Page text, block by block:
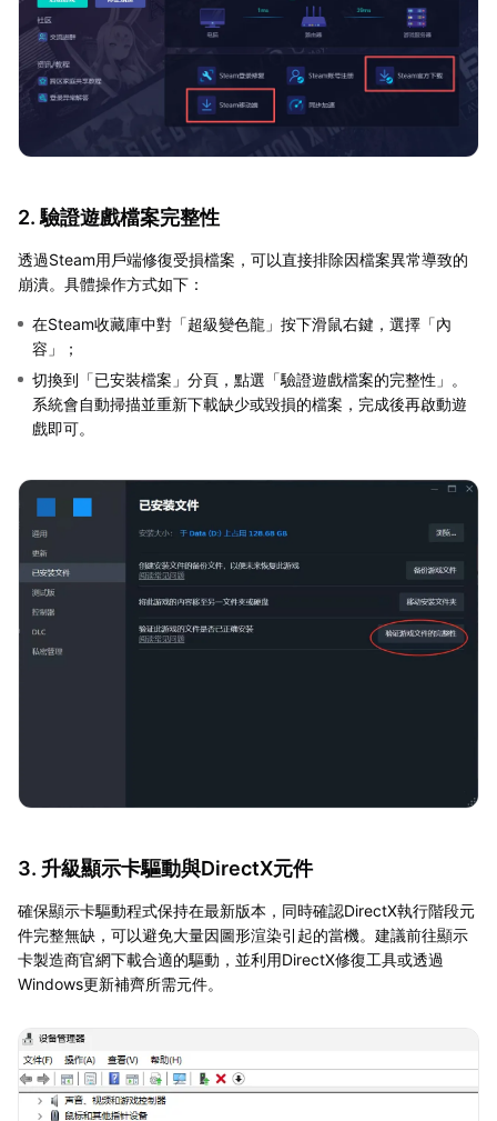
2. 驗證遊戲檔案完整性
透過Steam用戶端修復受損檔案，可以直接排除因檔案異常導致的
崩潰。具體操作方式如下：
在Steam收藏庫中對「超級變色龍」按下滑鼠右鍵，選擇「內
容」；
切換到「已安裝檔案」分頁，點選「驗證遊戲檔案的完整性」。
系統會自動掃描並重新下載缺少或毀損的檔案，完成後再啟動遊
戲即可。
3. 升級顯示卡驅動與DirectX元件
確保顯示卡驅動程式保持在最新版本，同時確認DirectX執行階段元
件完整無缺，可以避免大量因圖形渲染引起的當機。建議前往顯示
卡製造商官網下載合適的驅動，並利用DirectX修復工具或透過
Windows更新補齊所需元件。